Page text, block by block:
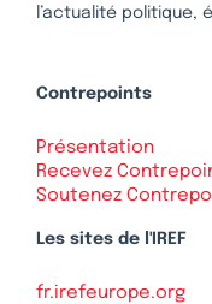
l’actualité politique,
Contrepoints
Présentation
Recevez
Soutenez
Les sites de l'IREF
fr.irefeurope.org